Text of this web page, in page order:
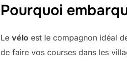
Pourquoi
Le vélo est le compagnon idéal
de faire vos courses dans les